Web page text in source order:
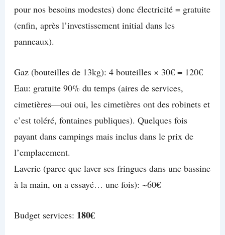
pour nos besoins modestes) donc électricité = gratuite
(enfin, après l’investissement initial dans les
panneaux).
Gaz (bouteilles de 13kg): 4 bouteilles × 30€ = 120€
Eau: gratuite 90% du temps (aires de services,
cimetières—oui oui, les cimetières ont des robinets et
c’est toléré, fontaines publiques). Quelques fois
payant dans campings mais inclus dans le prix de
l’emplacement.
Laverie (parce que laver ses fringues dans une bassine
à la main, on a essayé… une fois): ~60€
Budget services: 180€